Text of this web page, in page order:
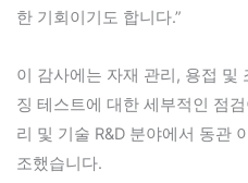
한 기회이기도 합니다.”
이 감사에는 자재 관리, 용접 및
징 테스트에 대한 세부적인 점
리 및 기술 R&D 분야에서 동관
조했습니다.